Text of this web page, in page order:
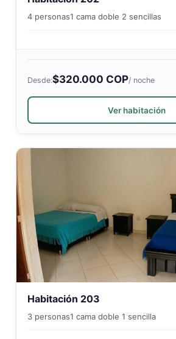
4 personas1 cama doble 2 sencillas
Desde:$320.000 COP/ noche
Ver habitación
Habitación 203
3 personas1 cama doble 1 sencilla